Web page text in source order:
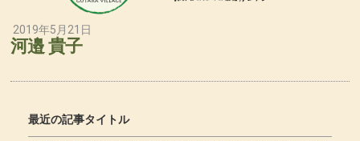
2019年5月21日
河邉 貴子
最近の記事タイトル